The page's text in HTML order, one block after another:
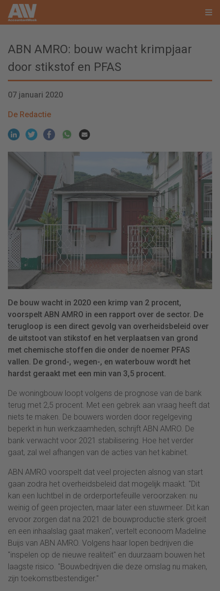
ABN AMRO: bouw wacht krimpjaar
door stikstof en PFAS
07 januari 2020
De Redactie
De bouw wacht in 2020 een krimp van 2 procent,
voorspelt ABN AMRO in een rapport over de sector. De
terugloop is een direct gevolg van overheidsbeleid over
de uitstoot van stikstof en het verplaatsen van grond
met chemische stoffen die onder de noemer PFAS
vallen. De grond-, wegen-, en waterbouw wordt het
hardst geraakt met een min van 3,5 procent.
De woningbouw loopt volgens de prognose van de bank
terug met 2,5 procent. Met een gebrek aan vraag heeft dat
niets te maken. De bouwers worden door regelgeving
beperkt in hun werkzaamheden, schrijft ABN AMRO. De
bank verwacht voor 2021 stabilisering. Hoe het verder
gaat, zal wel afhangen van de acties van het kabinet.
ABN AMRO voorspelt dat veel projecten alsnog van start
gaan zodra het overheidsbeleid dat mogelijk maakt. "Dit
kan een luchtbel in de orderportefeuille veroorzaken: nu
weinig of geen projecten, maar later een stuwmeer. Dit kan
ervoor zorgen dat na 2021 de bouwproductie sterk groeit
en een inhaalslag gaat maken", vertelt econoom Madeline
Buijs van ABN AMRO. Volgens haar lopen bedrijven die
"inspelen op de nieuwe realiteit" en duurzaam bouwen het
laagste risico. "Bouwbedrijven die deze omslag nu maken,
zijn toekomstbestendiger."